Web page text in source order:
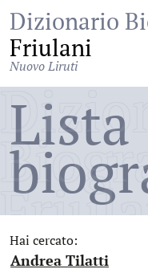
Dizionario
Friulani
Nuovo Liruti
Lista
Hai cercato:
Andrea Tilatti